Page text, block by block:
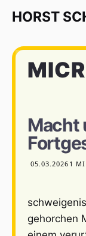
HORST
Macht
05.03.2026 1
gehorchen